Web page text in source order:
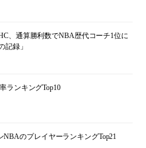
、通算勝利数でNBA歴代コーチ1位に
記録」
ランキングTop10
NBAのプレイヤーランキングTop21